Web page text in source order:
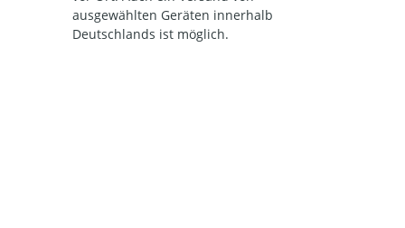
ausgewählten Geräten innerhalb
Deutschlands ist möglich.